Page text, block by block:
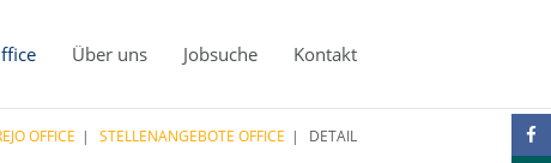
Über uns Jobsuche Kontakt
OFFICE STELLENANGEBOTE OFFICE DETAIL